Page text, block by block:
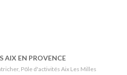
AIX EN PROVENCE
Pôle d'activités Aix Les Milles